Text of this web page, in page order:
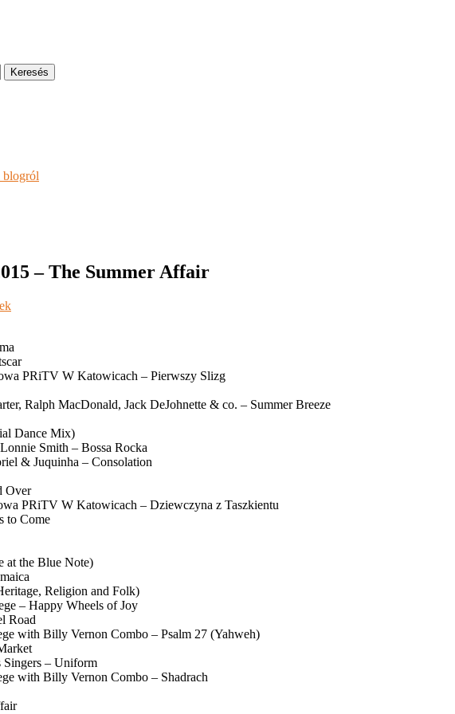
blogról
– The Summer Affair
PRiTV W Katowicach – Pierwszy Slizg
Ralph MacDonald, Jack DeJohnette & co. – Summer Breeze
Dance Mix)
Smith – Bossa Rocka
& Juquinha – Consolation
Over
PRiTV W Katowicach – Dziewczyna z Taszkientu
to Come
at the Blue Note)
Religion and Folk)
– Happy Wheels of Joy
Road
with Billy Vernon Combo – Psalm 27 (Yahweh)
Singers – Uniform
with Billy Vernon Combo – Shadrach